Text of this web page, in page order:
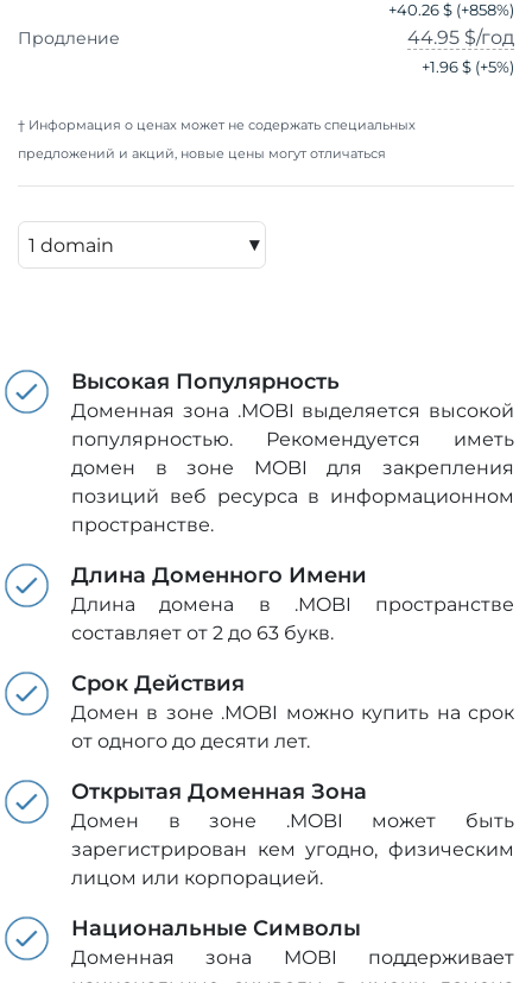
+40.26 $ (+858%)
Продление 44.95 $/год
+1.96 $ (+5%)
† Информация о ценах может не содержать специальных
предложений и акций, новые цены могут отличаться
▾
Высокая Популярность
Доменная зона .MOBI выделяется высокой
популярностью. Рекомендуется иметь
домен в зоне MOBI для закрепления
позиций веб ресурса в информационном
пространстве.
Длина Доменного Имени
Длина домена в .MOBI пространстве
составляет от 2 до 63 букв.
Срок Действия
Домен в зоне .MOBI можно купить на срок
от одного до десяти лет.
Открытая Доменная Зона
Домен в зоне .MOBI может быть
зарегистрирован кем угодно, физическим
лицом или корпорацией.
Национальные Символы
Доменная зона MOBI поддерживает